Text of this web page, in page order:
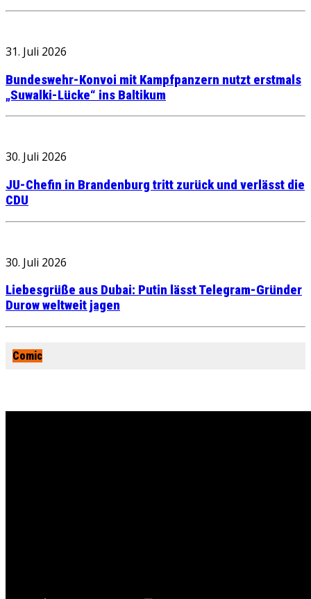
31. Juli 2026
Bundeswehr-Konvoi mit Kampfpanzern nutzt erstmals
„Suwalki-Lücke“ ins Baltikum
30. Juli 2026
JU-Chefin in Brandenburg tritt zurück und verlässt die
CDU
30. Juli 2026
Liebesgrüße aus Dubai: Putin lässt Telegram-Gründer
Durow weltweit jagen
Comic